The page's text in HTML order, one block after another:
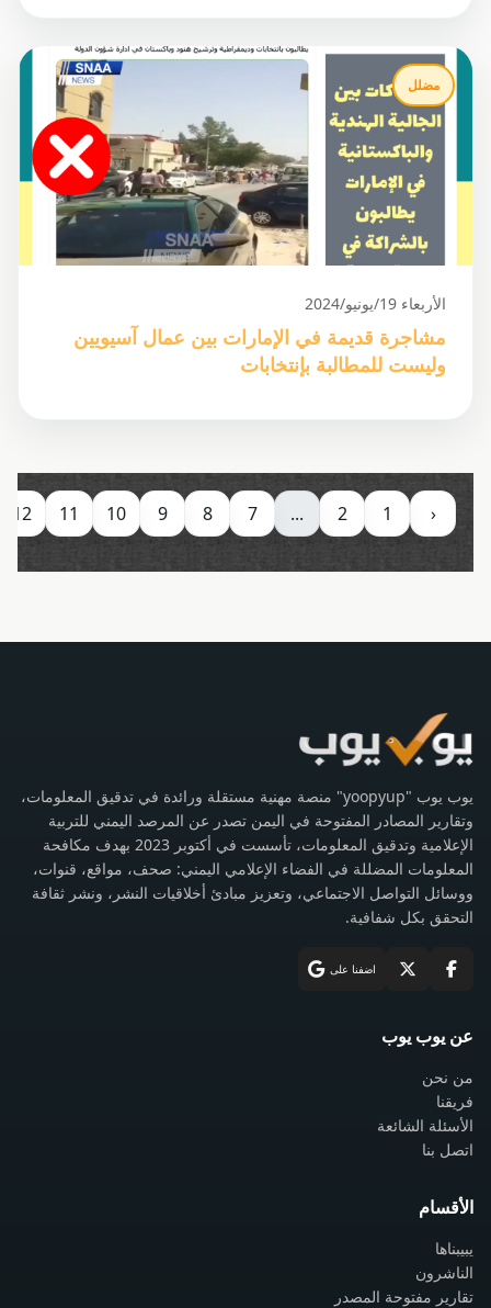
مضلل
الأربعاء 19/يونيو/2024
مشاجرة قديمة في الإمارات بين عمال آسيويين
وليست للمطالبة بإنتخابات
‹
1
2
...
7
8
9
10
11
12
يوب يوب "yoopyup" منصة مهنية مستقلة ورائدة في تدقيق المعلومات،
وتقارير المصادر المفتوحة في اليمن تصدر عن المرصد اليمني للتربية
الإعلامية وتدقيق المعلومات، تأسست في أكتوبر 2023 بهدف مكافحة
المعلومات المضللة في الفضاء الإعلامي اليمني: صحف، مواقع، قنوات،
ووسائل التواصل الاجتماعي، وتعزيز مبادئ أخلاقيات النشر، ونشر ثقافة
التحقق بكل شفافية.
اضفنا على
عن يوب يوب
من نحن
فريقنا
الأسئلة الشائعة
اتصل بنا
الأقسام
يبيبناها
الناشرون
تقارير مفتوحة المصدر